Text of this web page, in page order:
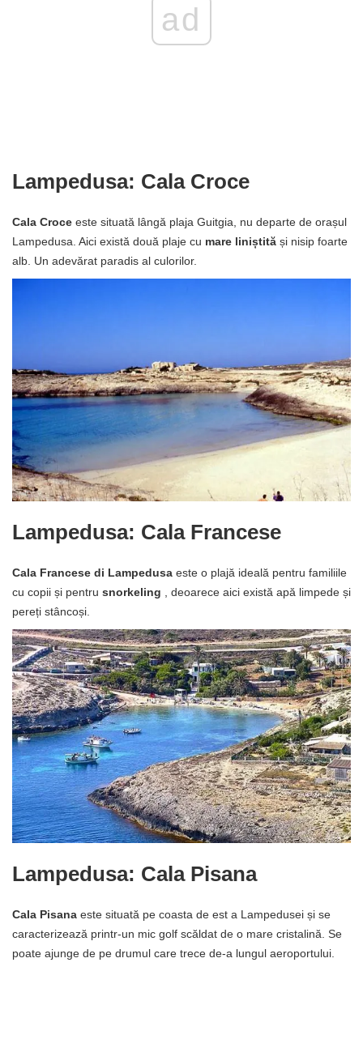
ad
Lampedusa: Cala Croce
Cala Croce este situată lângă plaja Guitgia, nu departe de orașul
Lampedusa. Aici există două plaje cu mare liniștită și nisip foarte
alb. Un adevărat paradis al culorilor.
Lampedusa: Cala Francese
Cala Francese di Lampedusa este o plajă ideală pentru familiile
cu copii și pentru snorkeling , deoarece aici există apă limpede și
pereți stâncoși.
Lampedusa: Cala Pisana
Cala Pisana este situată pe coasta de est a Lampedusei și se
caracterizează printr-un mic golf scăldat de o mare cristalină. Se
poate ajunge de pe drumul care trece de-a lungul aeroportului.